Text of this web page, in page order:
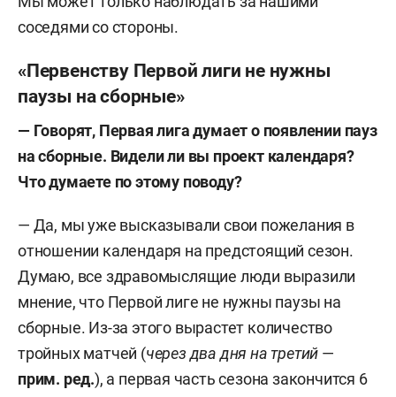
соседями со стороны.
«Первенству Первой лиги не нужны
паузы на сборные»
— Говорят, Первая лига думает о появлении пауз
на сборные. Видели ли вы проект календаря?
Что думаете по этому поводу?
— Да, мы уже высказывали свои пожелания в
отношении календаря на предстоящий сезон.
Думаю, все здравомыслящие люди выразили
мнение, что Первой лиге не нужны паузы на
сборные. Из-за этого вырастет количество
тройных матчей (через два дня на третий —
прим. ред.), а первая часть сезона закончится 6